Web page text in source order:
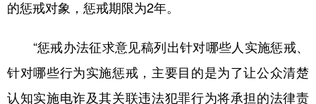
的惩戒对象，惩戒期限为2年。
“惩戒办法征求意见稿列出针对哪些人实施惩戒、
针对哪些行为实施惩戒，主要目的是为了让公众清楚
认知实施电诈及其关联违法犯罪行为将承担的法律责